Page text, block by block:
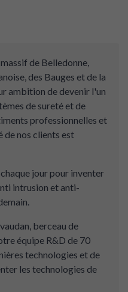
de Belledonne,
des Bauges et de la
ambition de devenir l'un
de sureté et de
professionnelles et
de nos clients est
jour pour inventer
intrusion et anti-
berceau de
équipe R&D de 70
technologies et de
les technologies de